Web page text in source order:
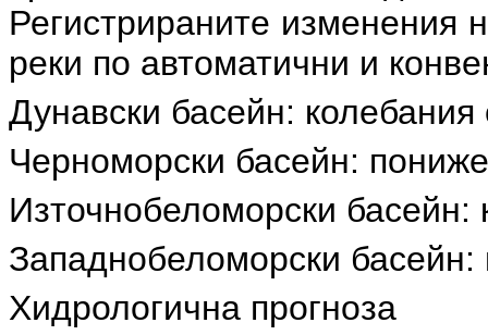
Регистрираните изменения
реки по автоматични и
Дунавски басейн:
Черноморски басейн:
Източнобеломорски
Западнобеломорски
Хидрологична прогноза